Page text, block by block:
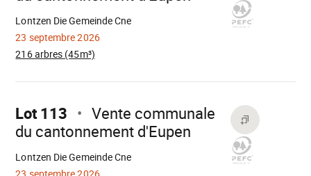
23 septembre 2026
Lontzen Die Gemeinde Cne
216 arbres (45m³)
Aller
Lot 113
Vente communale
du cantonnement d'Eupen
Lontzen Die Gemeinde Cne
Chargement